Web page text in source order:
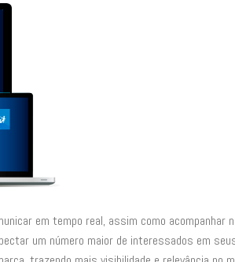
em tempo real, assim como acompanhar
um número maior de interessados em